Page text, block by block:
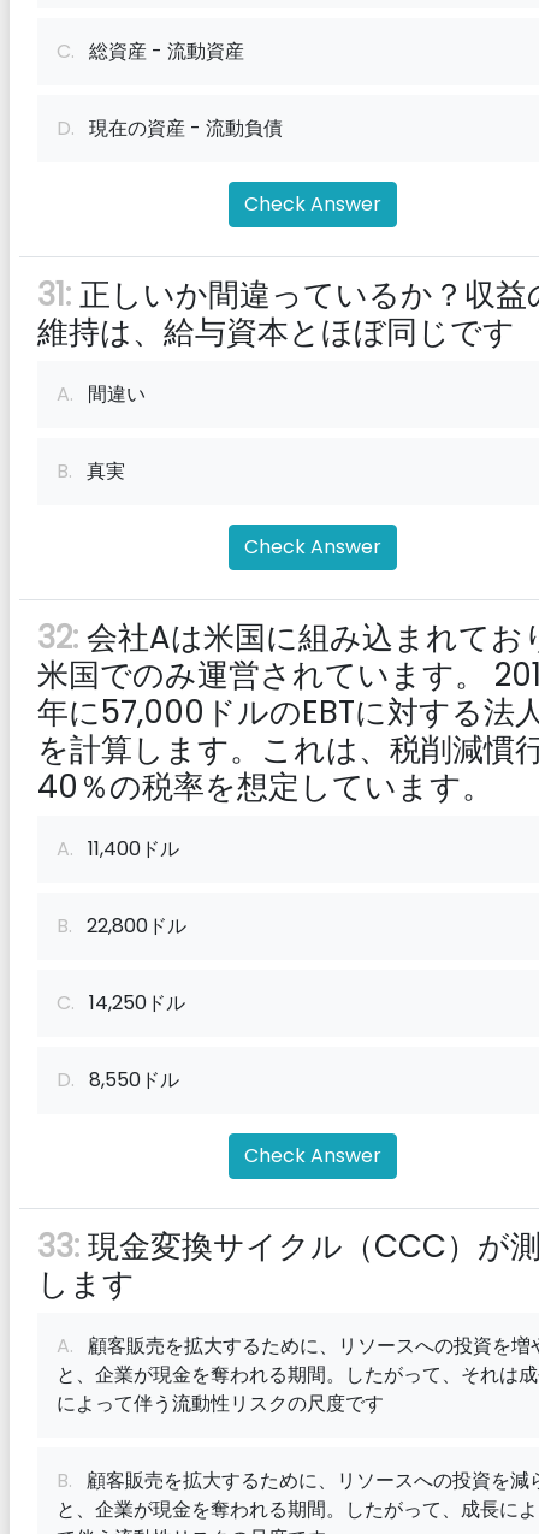
C. 総資産 - 流動資産
D. 現在の資産 - 流動負債
Check Answer
31:正しいか間違っているか？収益
維持は、給与資本とほぼ同じです
A. 間違い
B. 真実
Check Answer
32:会社Aは米国に組み込まれてお
米国でのみ運営されています。
年に57,000ドルのEBTに対する法
を計算します。これは、税削減慣
40％の税率を想定しています。
A. 11,400ドル
B. 22,800ドル
C. 14,250ドル
D. 8,550ドル
Check Answer
33:現金変換サイクル（CCC）が
します
A. 顧客販売を拡大するために、リソースへの投資を増
と、企業が現金を奪われる期間。したがって、それは
によって伴う流動性リスクの尺度です
B. 顧客販売を拡大するために、リソースへの投資を減
と、企業が現金を奪われる期間。したがって、成長に